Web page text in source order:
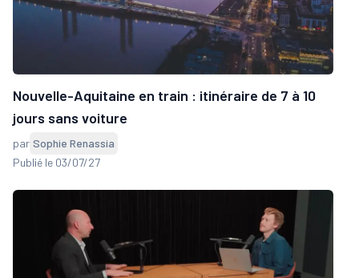
Nouvelle-Aquitaine en train : itinéraire de 7 à 10
jours sans voiture
par Sophie Renassia
Publié le 03/07/27